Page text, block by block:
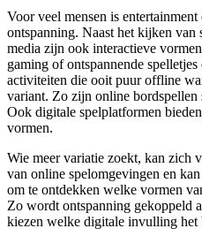
Voor veel mensen is
ontspanning. Naast het kijken van
media zijn ook interactieve
gaming of ontspannende
activiteiten die ooit puur offline
variant. Zo zijn online bordspellen
Ook digitale spelplatformen
vormen.
Wie meer variatie zoekt, kan zich
van online spelomgevingen en
om te ontdekken welke vormen
Zo wordt ontspanning gekoppeld
kiezen welke digitale invulling het